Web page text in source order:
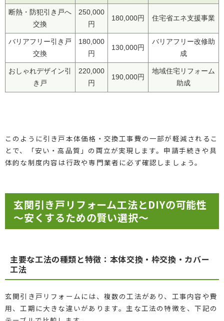
断熱・防犯引き戸へ
交換
250,000
円
180,000円 住宅省エネ支援事業
バリアフリー引き戸
交換
180,000
円
130,000円
バリアフリー改修助
成
おしゃれデザイン引
き戸
220,000
円
190,000円
地域住宅リフォーム
助成
このように引き戸本体価格・交換工事費の一部が軽減されるこ
とで、「安い・高品質」の両立が実現します。申請手続きや具
体的な制度内容は行政や専門業者に必ず確認しましょう。
玄関引き戸リフォーム工法とDIYの可能性
～安くするための賢い選択～
主要な工法の種類と特徴：本体交換・枠交換・カバー
工法
玄関引き戸リフォームには、複数の工法があり、工事内容や費
用、工期に大きな違いがあります。主な工法の特徴を、下記の